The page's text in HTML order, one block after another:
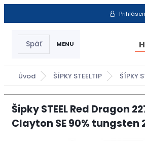
Úvod ŠÍPKY STEELTIP ŠÍPKY
Šipky STEEL Red Dragon
Clayton SE 90% tungsten